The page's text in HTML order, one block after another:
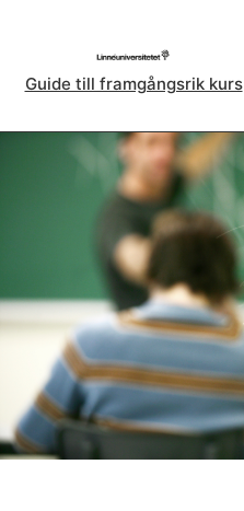
Guide till framgångsrik kurs